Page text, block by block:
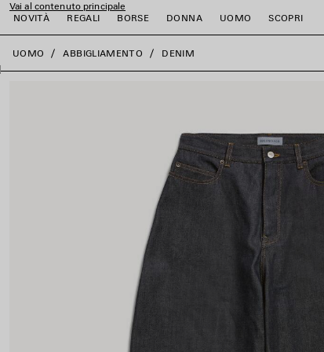
Vai al contenuto principale
NOVITÀ
REGALI BORSE DONNA UOMO SCOPRI
close the banner
UOMO ABBIGLIAMENTO DENIM